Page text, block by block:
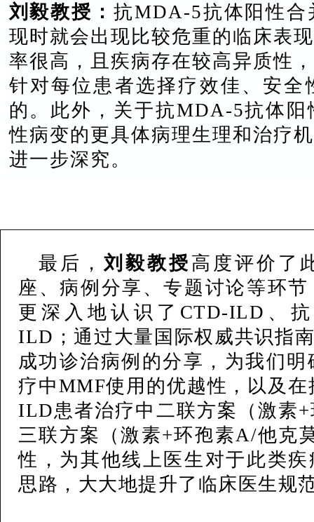
刘毅教授： 抗MDA-5抗体阳性合
现时就会出现比较危重的临床表
率很高，
且 疾病存在较高异质性
针对每位患者选择疗效佳、安
的。此外，关于抗MDA-5抗体
性病变的更具体病理生理和治疗
进一步深究。
最后，刘毅教授 高度评价了
座、病例分享、专题讨论等环
更深入地认识了CTD-ILD、
ILD；通过大量国际权威共识指
成功诊治病例的分享，为我们
疗中MMF使用的优越性，以及
ILD患者治疗中二联方案（激素
三联方案（激素+环孢素A/他克
性，为其他线上医生对于此类
思路，大大地提升了临床医生规